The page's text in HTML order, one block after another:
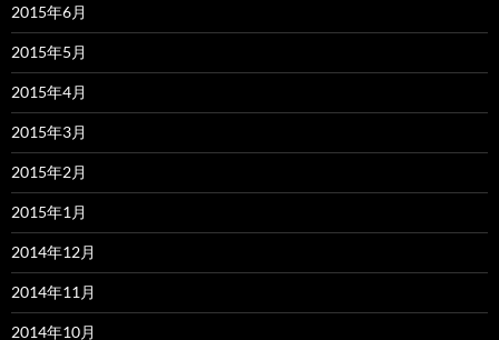
2015年6月
2015年5月
2015年4月
2015年3月
2015年2月
2015年1月
2014年12月
2014年11月
2014年10月